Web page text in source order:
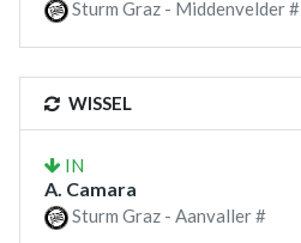
Sturm Graz - Middenvelder #
WISSEL
IN
A. Camara
Sturm Graz - Aanvaller #